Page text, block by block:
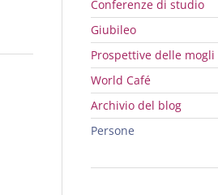
Conferenze di studio
Giubileo
Prospettive delle mogli
World Café
Archivio del blog
Persone